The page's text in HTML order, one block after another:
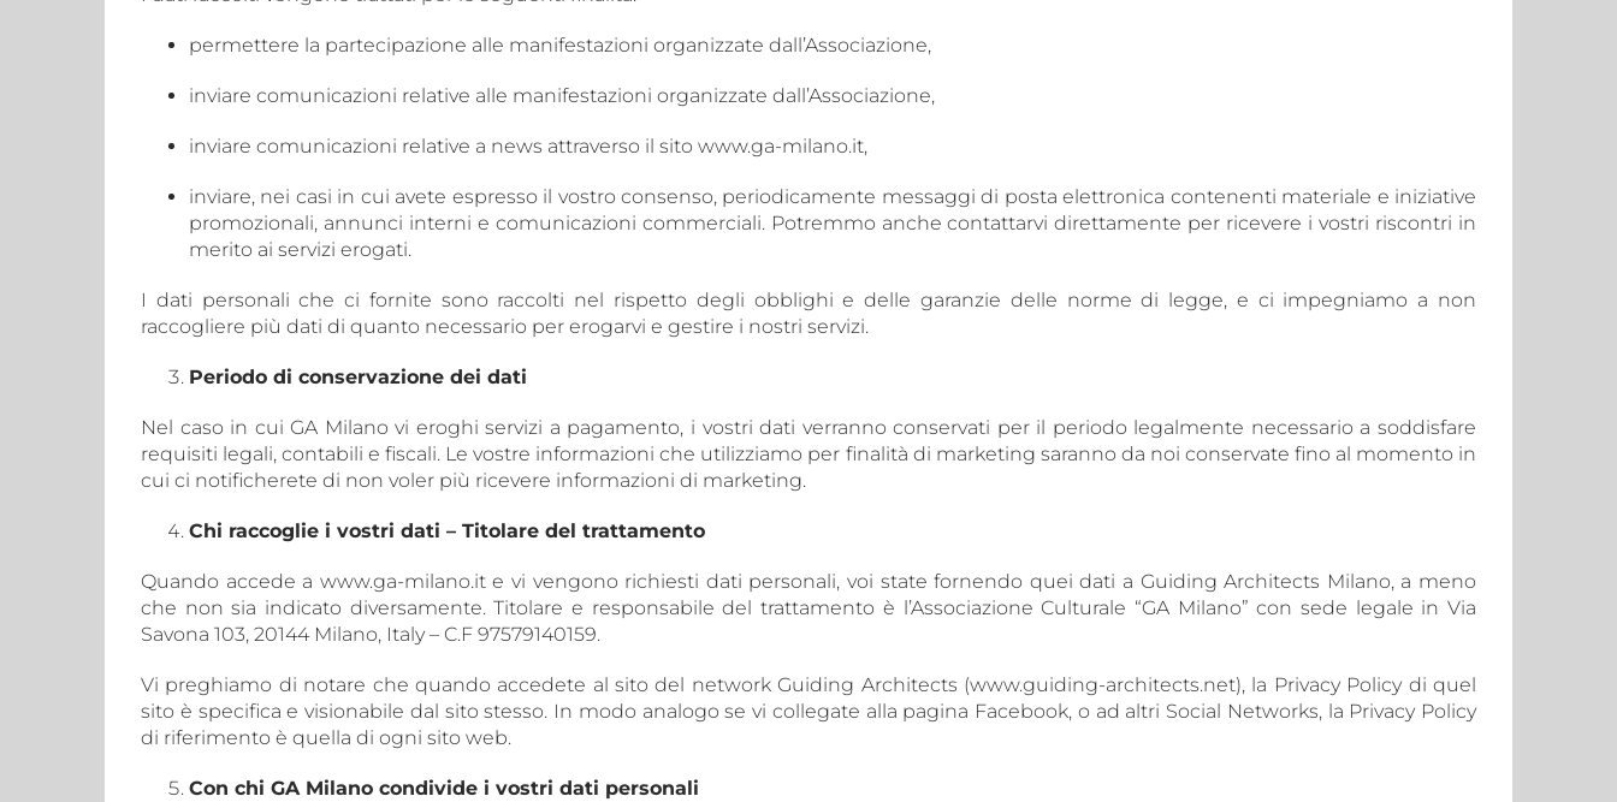
permettere la partecipazione alle manifestazioni organizzate dall’Associazione,
inviare comunicazioni relative alle manifestazioni organizzate dall’Associazione,
inviare comunicazioni relative a news attraverso il sito www.ga-milano.it,
inviare, nei casi in cui avete espresso il vostro consenso, periodicamente messaggi di posta elettronica contenenti materiale e iniziative
promozionali, annunci interni e comunicazioni commerciali. Potremmo anche contattarvi direttamente per ricevere i vostri riscontri in
merito ai servizi erogati.
I dati personali che ci fornite sono raccolti nel rispetto degli obblighi e delle garanzie delle norme di legge, e ci impegniamo a non
raccogliere più dati di quanto necessario per erogarvi e gestire i nostri servizi.
Periodo di conservazione dei dati
Nel caso in cui GA Milano vi eroghi servizi a pagamento, i vostri dati verranno conservati per il periodo legalmente necessario a soddisfare
requisiti legali, contabili e fiscali. Le vostre informazioni che utilizziamo per finalità di marketing saranno da noi conservate fino al momento in
cui ci notificherete di non voler più ricevere informazioni di marketing.
Chi raccoglie i vostri dati – Titolare del trattamento
Quando accede a www.ga-milano.it e vi vengono richiesti dati personali, voi state fornendo quei dati a Guiding Architects Milano, a meno
che non sia indicato diversamente. Titolare e responsabile del trattamento è l’Associazione Culturale “GA Milano” con sede legale in Via
Savona 103, 20144 Milano, Italy – C.F 97579140159.
Vi preghiamo di notare che quando accedete al sito del network Guiding Architects (www.guiding-architects.net), la Privacy Policy di quel
sito è specifica e visionabile dal sito stesso. In modo analogo se vi collegate alla pagina Facebook, o ad altri Social Networks, la Privacy Policy
di riferimento è quella di ogni sito web.
Con chi GA Milano condivide i vostri dati personali